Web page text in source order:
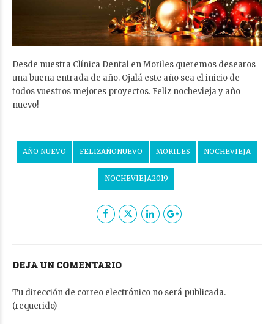
Desde nuestra Clínica Dental en Moriles queremos desearos
una buena entrada de año. Ojalá este año sea el inicio de
todos vuestros mejores proyectos. Feliz nochevieja y año
nuevo!
AÑO NUEVO FELIZAÑONUEVO MORILES NOCHEVIEJA
NOCHEVIEJA2019
DEJA UN COMENTARIO
Tu dirección de correo electrónico no será publicada.
(requerido)